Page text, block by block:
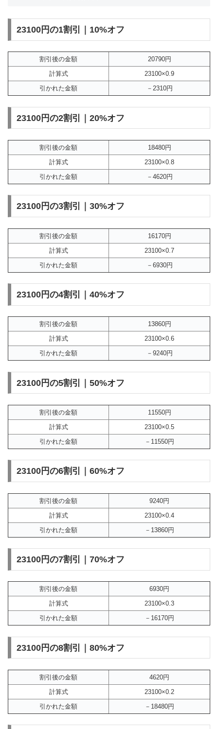
23100円の1割引｜10%オフ
割引後の金額
20790円
計算式
23100×0.9
引かれた金額
－2310円
23100円の2割引｜20%オフ
割引後の金額
18480円
計算式
23100×0.8
引かれた金額
－4620円
23100円の3割引｜30%オフ
割引後の金額
16170円
計算式
23100×0.7
引かれた金額
－6930円
23100円の4割引｜40%オフ
割引後の金額
13860円
計算式
23100×0.6
引かれた金額
－9240円
23100円の5割引｜50%オフ
割引後の金額
11550円
計算式
23100×0.5
引かれた金額
－11550円
23100円の6割引｜60%オフ
割引後の金額
9240円
計算式
23100×0.4
引かれた金額
－13860円
23100円の7割引｜70%オフ
割引後の金額
6930円
計算式
23100×0.3
引かれた金額
－16170円
23100円の8割引｜80%オフ
割引後の金額
4620円
計算式
23100×0.2
引かれた金額
－18480円